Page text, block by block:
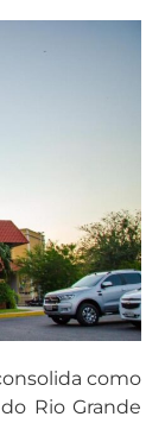
como
Rio Grande